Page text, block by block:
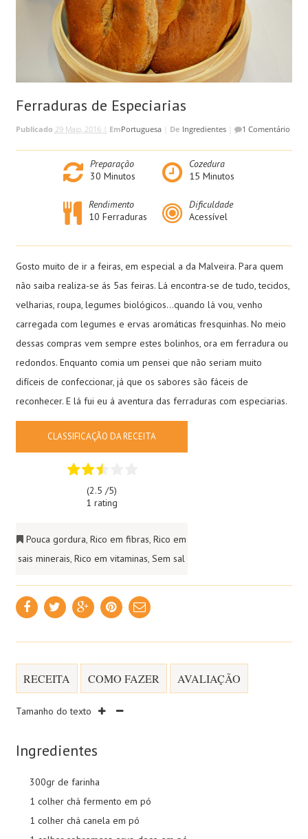
Ferraduras de Especiarias
Publicado 29 Maio, 2016 | EmPortuguesa| De Ingredientes| 1 Comentário
Preparação
30 Minutos
Cozedura
15 Minutos
Rendimento
10 Ferraduras
Dificuldade
Acessível
Gosto muito de ir a feiras, em especial a da Malveira. Para quem
não saiba realiza-se ás 5as feiras. Lá encontra-se de tudo, tecidos,
velharias, roupa, legumes biológicos…quando lá vou, venho
carregada com legumes e ervas aromáticas fresquinhas. No meio
dessas compras vem sempre estes bolinhos, ora em ferradura ou
redondos. Enquanto comia um pensei que não seriam muito
difíceis de confeccionar, já que os sabores são fáceis de
reconhecer. E lá fui eu á aventura das ferraduras com especiarias.
CLASSIFICAÇÃO DA RECEITA
(2.5 /5)
1 rating
Pouca gordura,Rico em fibras,Rico em
sais minerais,Rico em vitaminas,Sem sal
RECEITA COMO FAZER AVALIAÇÃO
Tamanho do texto
Ingredientes
300gr de farinha
1 colher chá fermento em pó
1 colher chá canela em pó